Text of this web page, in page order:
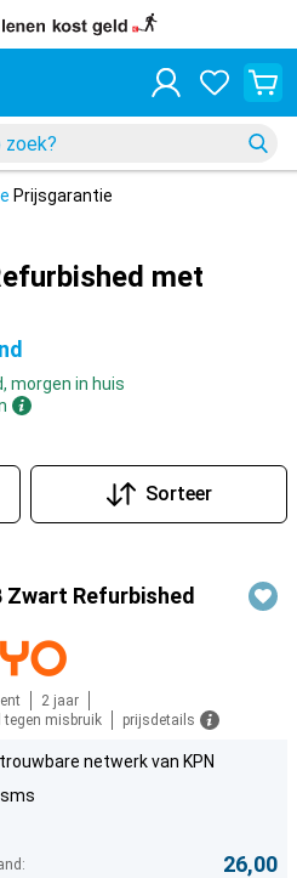
Prijsgarantie
met
morgen in huis
Sorteer
Zwart Refurbished
2 jaar
tegen misbruik
prijsdetails
netwerk van KPN
26,00